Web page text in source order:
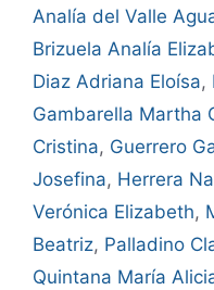
Analía del Valle
Brizuela Analía
Diaz Adriana Eloísa,
Gambarella Martha
Cristina, Guerrero
Josefina, Herrera
Verónica Elizabeth,
Beatriz, Palladino
Quintana María